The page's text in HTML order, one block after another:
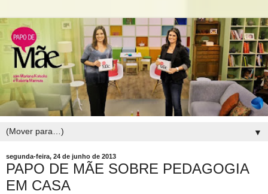
▼
segunda-feira, 24 de junho de 2013
PAPO DE MÃE SOBRE PEDAGOGIA
EM CASA